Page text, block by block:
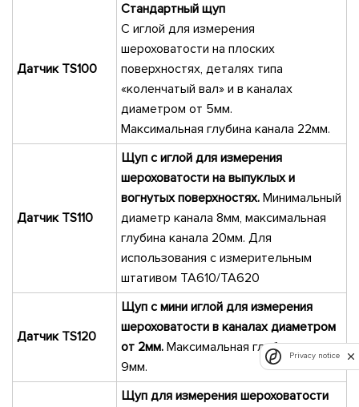
Датчик TS100
Стандартный щуп
С иглой для измерения
шероховатости на плоских
поверхностях, деталях типа
«коленчатый вал» и в каналах
диаметром от 5мм.
Максимальная глубина канала 22мм.
Датчик TS110
Щуп с иглой для измерения
шероховатости на выпуклых и
вогнутых поверхностях. Минимальный
диаметр канала 8мм, максимальная
глубина канала 20мм. Для
использования с измерительным
штативом ТА610/ТА620
Датчик TS120
Щуп с мини иглой для измерения
шероховатости в каналах диаметром
от 2мм. Максимальная глубина канала
9мм.
Щуп для измерения шероховатости
Privacy notice